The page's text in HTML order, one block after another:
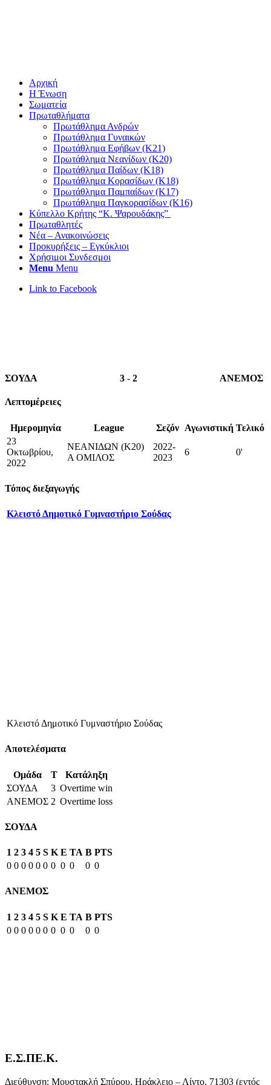
Αρχική
Η Ένωση
Σωματεία
Πρωταθλήματα
Πρωτάθλημα Ανδρών
Πρωτάθλημα Γυναικών
Πρωτάθλημα Εφήβων (Κ21)
Πρωτάθλημα Νεανίδων (Κ20)
Πρωτάθλημα Παίδων (Κ18)
Πρωτάθλημα Κορασίδων (Κ18)
Πρωτάθλημα Παμπαίδων (Κ17)
Πρωτάθλημα Παγκορασίδων (Κ16)
Κύπελλο Κρήτης “Κ. Ψαρουδάκης”
Πρωταθλητές
Νέα – Ανακοινώσεις
Προκυρήξεις – Εγκύκλιοι
Χρήσιμοι Συνδεσμοι
Menu Menu
Link to Facebook
ΣΟΥΔΑ 3 - 2 ΑΝΕΜΟΣ
Λεπτομέρειες
Ημερομηνία League Σεζόν Αγωνιστική Τελικό
23
Οκτωβρίου,
2022
ΝΕΑΝΙΔΩΝ (K20)
Α ΟΜΙΛΟΣ
2022-
2023
6 0'
Τόπος διεξαγωγής
Κλειστό Δημοτικό Γυμναστήριο Σούδας
Κλειστό Δημοτικό Γυμναστήριο Σούδας
Αποτελέσματα
Ομάδα T
Κατάληξη
ΣΟΥΔΑ
3 Overtime win
ΑΝΕΜΟΣ 2 Overtime loss
ΣΟΥΔΑ
1 2 3 4 5 S K E TA B PTS
0 0 0 0 0 0 0 0 0 0 0
ΑΝΕΜΟΣ
1 2 3 4 5 S K E TA B PTS
0 0 0 0 0 0 0 0 0 0 0
Ε.Σ.ΠΕ.Κ.
Διεύθυνση: Μουστακλή Σπύρου, Ηράκλειο – Λίντο, 71303 (εντός